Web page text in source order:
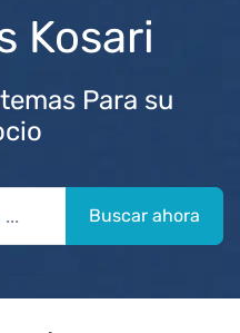
Kosari
Para su
Buscar ahora